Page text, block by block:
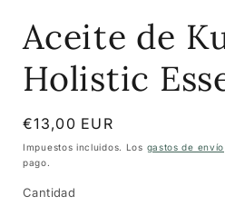
ventana
modal
Aceite de
Holistic
Precio
habitual
€13,00 EUR
Impuestos incluidos. Los gastos de envío
pago.
Cantidad
Cantidad